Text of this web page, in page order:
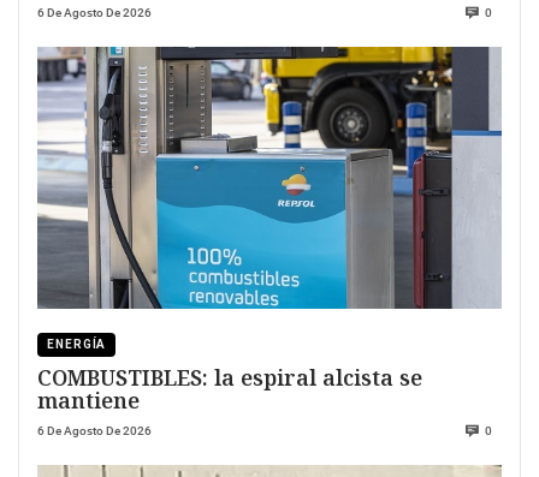
6 De Agosto De 2026 0
ENERGÍA
COMBUSTIBLES: la espiral alcista se
mantiene
6 De Agosto De 2026 0